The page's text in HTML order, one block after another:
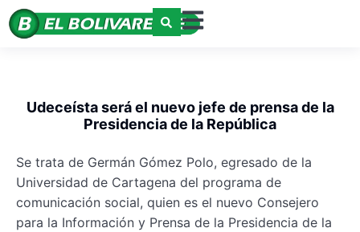
Udeceísta será el nuevo jefe de prensa de la
Presidencia de la República
Se trata de Germán Gómez Polo, egresado de la
Universidad de Cartagena del programa de
comunicación social, quien es el nuevo Consejero
para la Información y Prensa de la Presidencia de la